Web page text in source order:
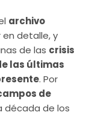
archivo
detalle, y
de las crisis
las últimas
. Por
de
década de los